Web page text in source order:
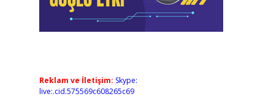
Reklam ve İletişim: Skype:
live:.cid.575569c608265c69